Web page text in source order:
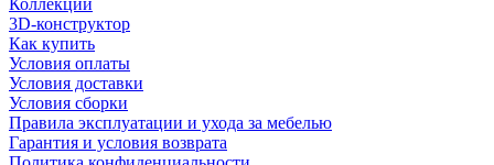
Коллекции
3D-конструктор
Как купить
Условия оплаты
Условия доставки
Условия сборки
Правила эксплуатации и ухода за мебелью
Гарантия и условия возврата